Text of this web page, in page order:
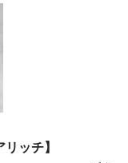
ッチ】